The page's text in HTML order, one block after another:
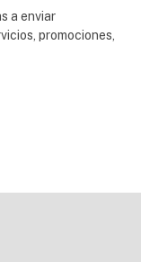
a enviar
promociones,